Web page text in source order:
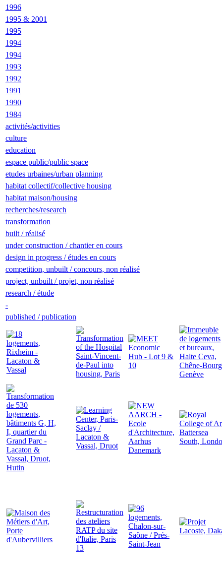
1996
1995 & 2001
1995
1994
1994
1993
1992
1991
1990
1984
activités/activities
culture
education
espace public/public space
etudes urbaines/urban planning
habitat collectif/collective housing
habitat maison/housing
recherches/research
transformation
built / réalisé
under construction / chantier en cours
design in progress / études en cours
competition, unbuilt / concours, non réalisé
project, unbuilt / projet, non réalisé
research / étude
-
published / publication